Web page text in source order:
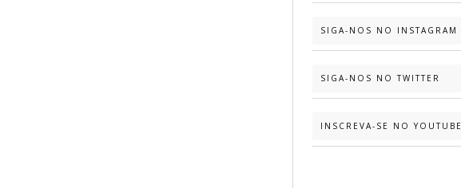
SIGA-NOS NO INSTAGRAM
SIGA-NOS NO TWITTER
INSCREVA-SE NO YOUTUBE